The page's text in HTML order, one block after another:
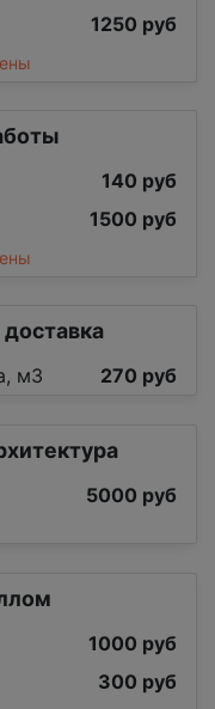
1250 руб
140 руб
1500 руб
м3 270 руб
5000 руб
1000 руб
300 руб